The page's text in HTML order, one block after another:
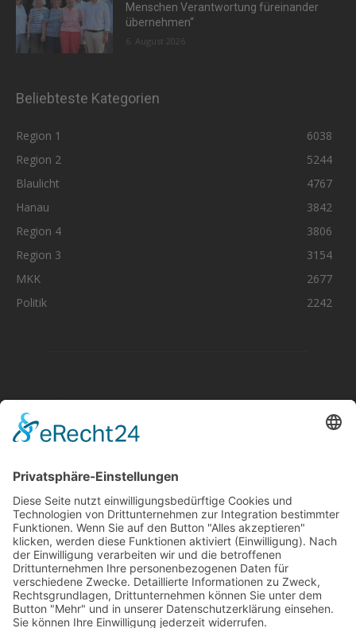
Menschen Verantwortung füreinander
übernehmen“
6. August 2026
Beliebteste Kategorien
Region 1
6038
Region 2
5244
Blaulicht
4767
Hanau
3842
Region 4
3806
Region 3
3154
MKK
2677
Politik
2242
Aktuelle Nachrichten aus dem MKK-Kreis.
Kontaktiere uns:team@mkk-echo.de
JetztBericht einreichen